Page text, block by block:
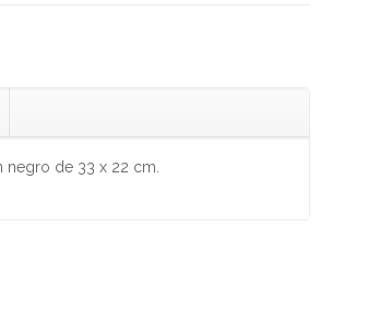
de 33 x 22 cm.